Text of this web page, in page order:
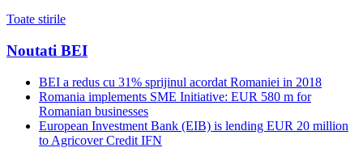
Toate stirile
Noutati BEI
BEI a redus cu 31% sprijinul acordat Romaniei in 2018
Romania implements SME Initiative: EUR 580 m for
Romanian businesses
European Investment Bank (EIB) is lending EUR 20 million
to Agricover Credit IFN